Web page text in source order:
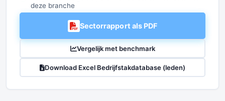
deze branche
Sectorrapport als PDF
Vergelijk met benchmark
Download Excel Bedrijfstakdatabase (leden)